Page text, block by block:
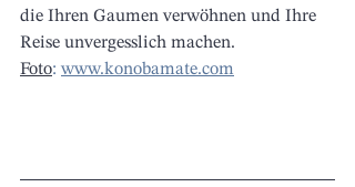
die Ihren Gaumen verwöhnen und Ihre
Reise unvergesslich machen.
Foto: www.konobamate.com